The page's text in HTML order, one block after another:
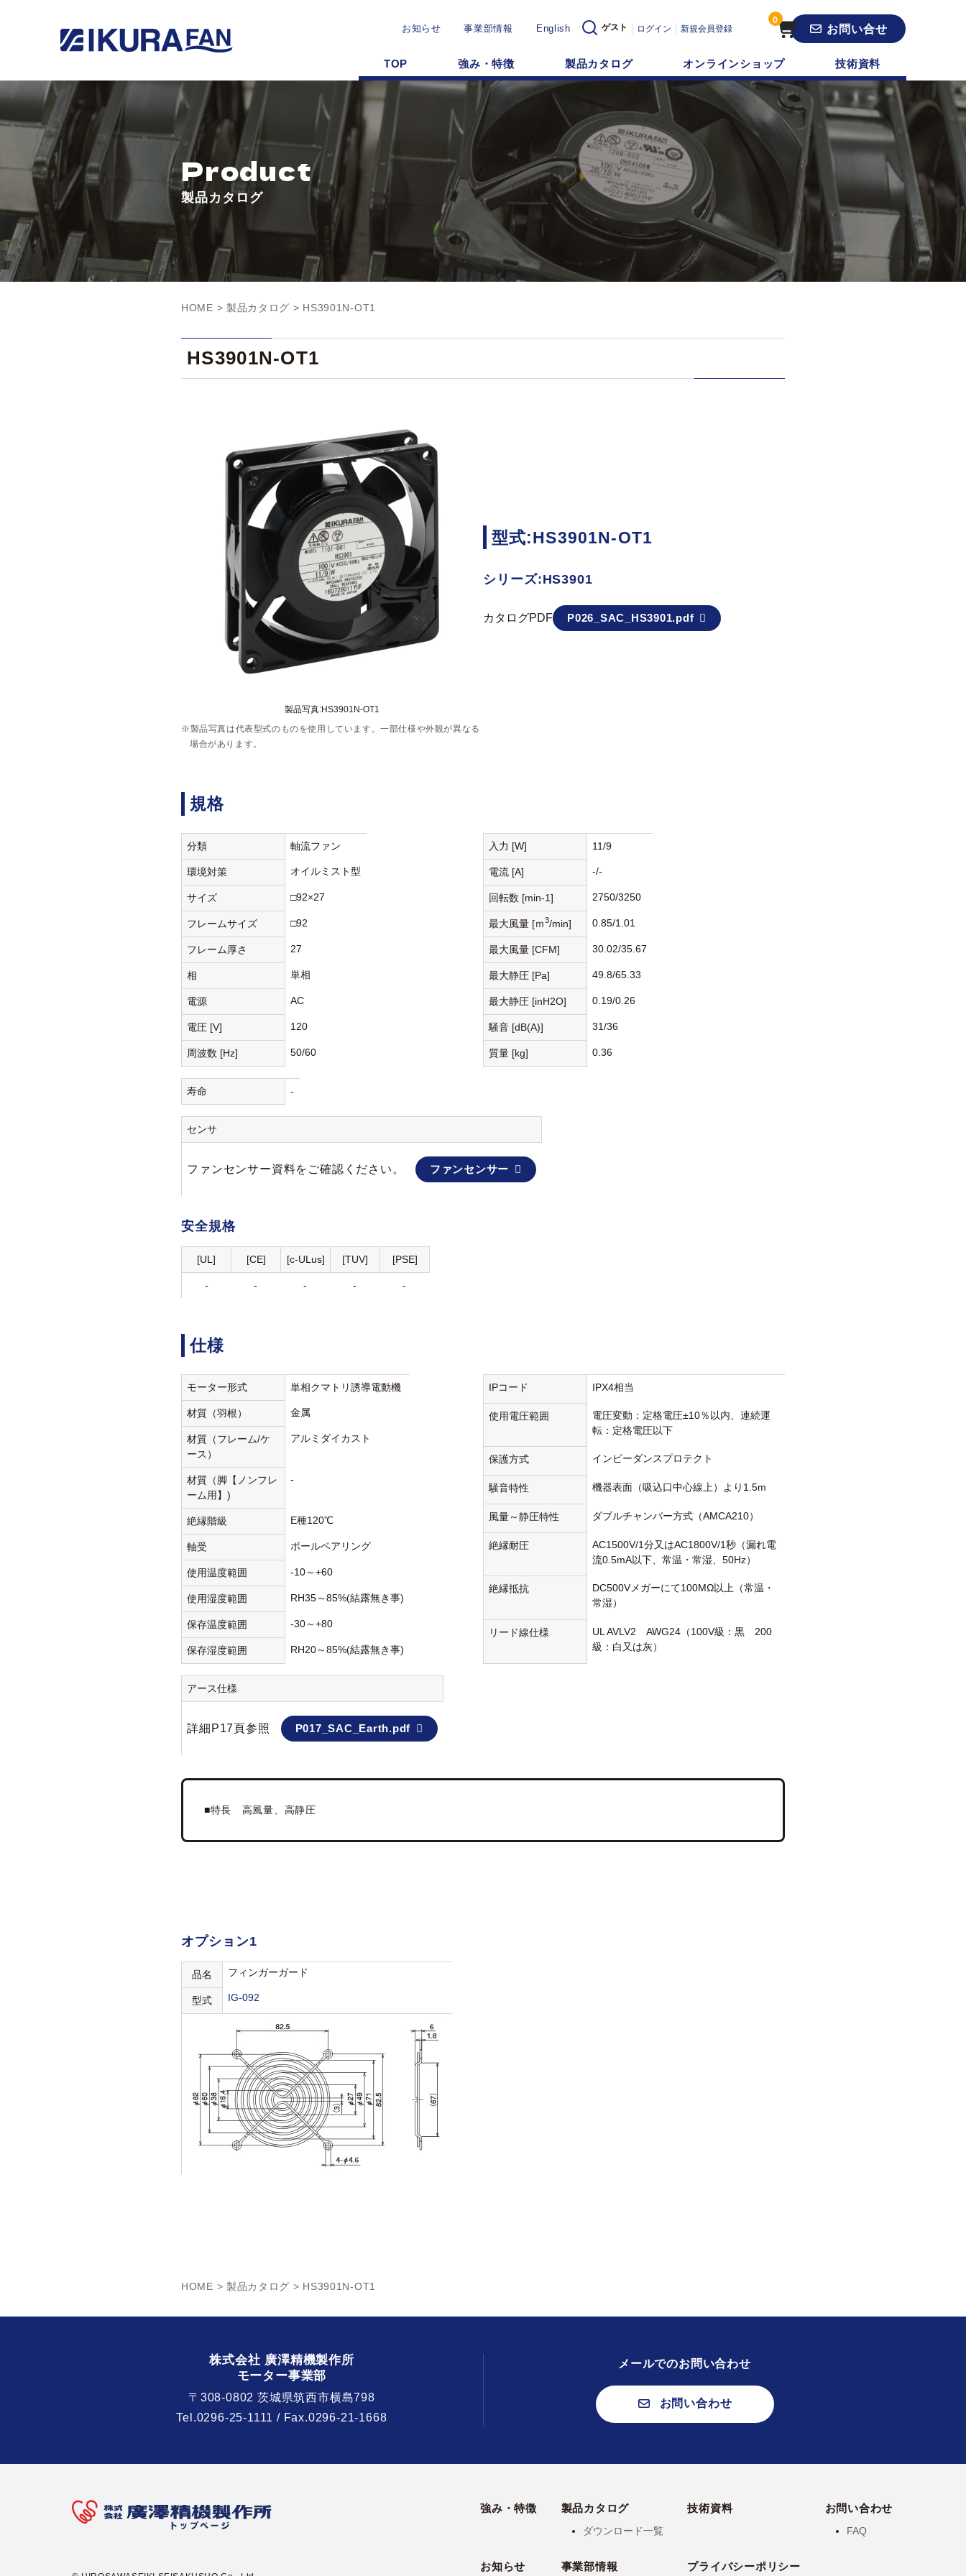
お知らせ 事業部情報 English ゲスト ログイン 新規会員登録
0
お問い合せ
TOP 強み・特徴 製品カタログ オンラインショップ 技術資料
Product
製品カタログ
HOME > 製品カタログ > HS3901N-OT1
HS3901N-OT1
製品写真:HS3901N-OT1
※製品写真は代表型式のものを使用しています。一部仕様や外観が異なる
場合があります。
型式:HS3901N-OT1
シリーズ:HS3901
カタログPDF P026_SAC_HS3901.pdf
規格
分類 軸流ファン
環境対策 オイルミスト型
サイズ □92×27
フレームサイズ □92
フレーム厚さ 27
相 単相
電源 AC
電圧 [V] 120
周波数 [Hz] 50/60
入力 [W] 11/9
電流 [A] -/-
回転数 [min-1] 2750/3250
最大風量 [ｍ3/min] 0.85/1.01
最大風量 [CFM] 30.02/35.67
最大静圧 [Pa] 49.8/65.33
最大静圧 [inH2O] 0.19/0.26
騒音 [dB(A)] 31/36
質量 [kg] 0.36
寿命 -
センサ
ファンセンサー資料をご確認ください。 ファンセンサー
安全規格
[UL] [CE] [c-ULus] [TUV] [PSE]
- - - - -
仕様
モーター形式 単相クマトリ誘導電動機
材質（羽根） 金属
材質（フレーム/ケ
ース）
アルミダイカスト
材質（脚【ノンフレ
ーム用】)
-
絶縁階級 E種120℃
軸受 ボールベアリング
使用温度範囲 -10～+60
使用湿度範囲 RH35～85%(結露無き事)
保存温度範囲 -30～+80
保存湿度範囲 RH20～85%(結露無き事)
IPコード IPX4相当
使用電圧範囲
電圧変動：定格電圧±10％以内、連続運
転：定格電圧以下
保護方式 インピーダンスプロテクト
騒音特性 機器表面（吸込口中心線上）より1.5m
風量～静圧特性 ダブルチャンバー方式（AMCA210）
絶縁耐圧
AC1500V/1分又はAC1800V/1秒（漏れ電
流0.5mA以下、常温・常湿、50Hz）
絶縁抵抗
DC500Vメガーにて100MΩ以上（常温・
常湿）
リード線仕様
UL AVLV2 AWG24（100V級：黒 200
級：白又は灰）
アース仕様
詳細P17頁参照 P017_SAC_Earth.pdf
■特長 高風量、高静圧
オプション1
品名 フィンガーガード
型式 IG-092
HOME > 製品カタログ > HS3901N-OT1
メールでのお問い合わせ
お問い合わせ
株式会社 廣澤精機製作所
モーター事業部
〒308-0802 茨城県筑西市横島798
Tel.0296-25-1111 / Fax.0296-21-1668
強み・特徴 製品カタログ
ダウンロード一覧
技術資料 お問い合わせ
FAQ
お知らせ 事業部情報 プライバシーポリシー